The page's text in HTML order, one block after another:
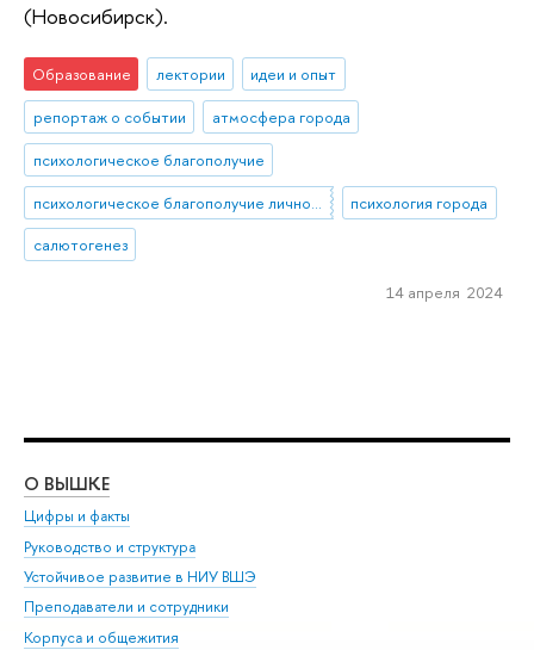
(Новосибирск).
Образование лектории
идеи и опыт
репортаж о событии
атмосфера города
психологическое благополучие
психологическое благополучие личности
психология города
салютогенез
14 апреля 2024
О ВЫШКЕ
Цифры и факты
Руководство и структура
Устойчивое развитие в НИУ ВШЭ
Преподаватели и сотрудники
Корпуса и общежития